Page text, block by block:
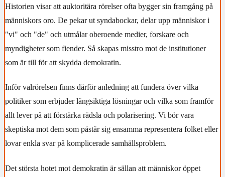
Historien visar att auktoritära rörelser ofta bygger sin framgång på
människors oro. De pekar ut syndabockar, delar upp människor i
"vi" och "de" och utmålar oberoende medier, forskare och
myndigheter som fiender. Så skapas misstro mot de institutioner
som är till för att skydda demokratin.
Inför valrörelsen finns därför anledning att fundera över vilka
politiker som erbjuder långsiktiga lösningar och vilka som framför
allt lever på att förstärka rädsla och polarisering. Vi bör vara
skeptiska mot dem som påstår sig ensamma representera folket eller
lovar enkla svar på komplicerade samhällsproblem.
Det största hotet mot demokratin är sällan att människor öppet